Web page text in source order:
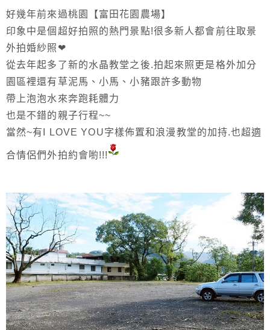
好幾年前來過桃園【富田花園農場】
印象中是個超好拍照的熱門景點!很多新人都會前往取景
外拍婚紗照❤
從去年起多了新的水晶教堂之後.拍起來照更是格外加分
園區裡還有草泥馬、小馬、小豬跟許多動物
帶上泡泡水來奔跑耗體力
也是不錯的親子行程~~
當然~有I LOVE YOU字樣佈置和浪漫教堂的加持.也超適
合情侶們外拍約會喲!!!